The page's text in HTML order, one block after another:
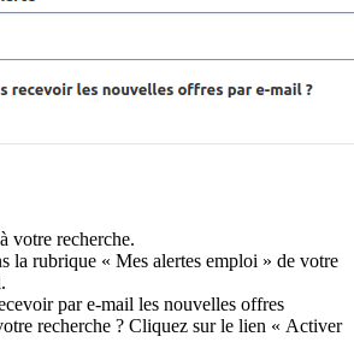
votre recherche.
la rubrique « Mes alertes emploi » de votre
par e-mail les nouvelles offres
recherche ? Cliquez sur le lien « Activer